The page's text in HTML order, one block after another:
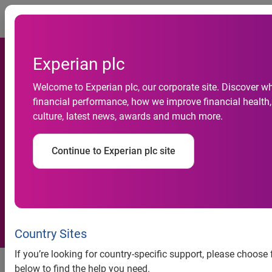
Experian plc
Welcome to Experian plc, our corporate site. Discover
financial performance, how we improve financial
culture, latest news, awards and much more.
Continue to Experian plc site
Country Sites
If you’re looking for country-specific support, please
below to find the help you need.
Após quase dois anos de
crescimento, inadimplência
do consumidor terá em 2013
um comportamento mais
favorável, aponta indicador
Experian
Após quase dois anos de